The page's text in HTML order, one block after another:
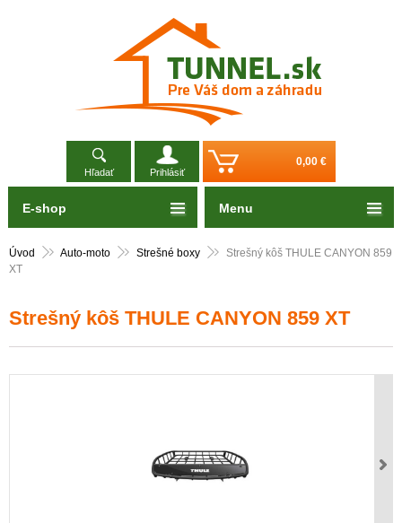
Hľadať Prihlásiť
0,00 €
Úvod Auto-moto Strešné boxy
Strešný kôš THULE CANYON 859
XT
Strešný kôš THULE CANYON 859 XT
E-shop Menu